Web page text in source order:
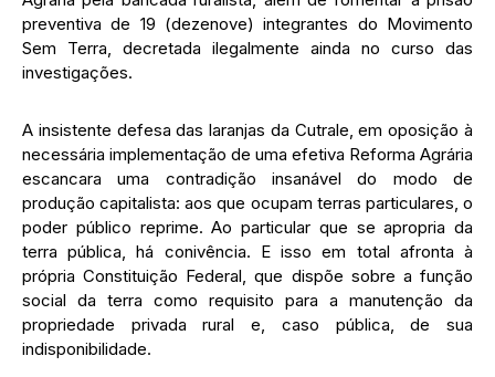
preventiva de 19 (dezenove) integrantes do Movimento
Sem Terra, decretada ilegalmente ainda no curso das
investigações.
A insistente defesa das laranjas da Cutrale, em oposição à
necessária implementação de uma efetiva Reforma Agrária
escancara uma contradição insanável do modo de
produção capitalista: aos que ocupam terras particulares, o
poder público reprime. Ao particular que se apropria da
terra pública, há conivência. E isso em total afronta à
própria Constituição Federal, que dispõe sobre a função
social da terra como requisito para a manutenção da
propriedade privada rural e, caso pública, de sua
indisponibilidade.